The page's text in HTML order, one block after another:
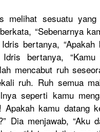
melihat sesuatu
“Sebenarnya
bertanya, “Apakah
bertanya, “Kamu
mencabut ruh
ruh. Ruh semua
ya seperti kamu
Apakah kamu datang
Dia menjawab, “Aku